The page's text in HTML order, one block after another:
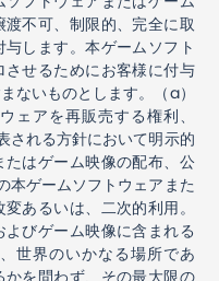
不可、制限的、完全に取
します。本ゲームソフト
せるためにお客様に付与
ないものとします。（a）
ェアを再販売する権利、
される方針において明示的
はゲーム映像の配布、公
本ゲームソフトウェアまた
あるいは、二次的利用。
びゲーム映像に含まれる
世界のいかなる場所であ
を問わず、その最大限の